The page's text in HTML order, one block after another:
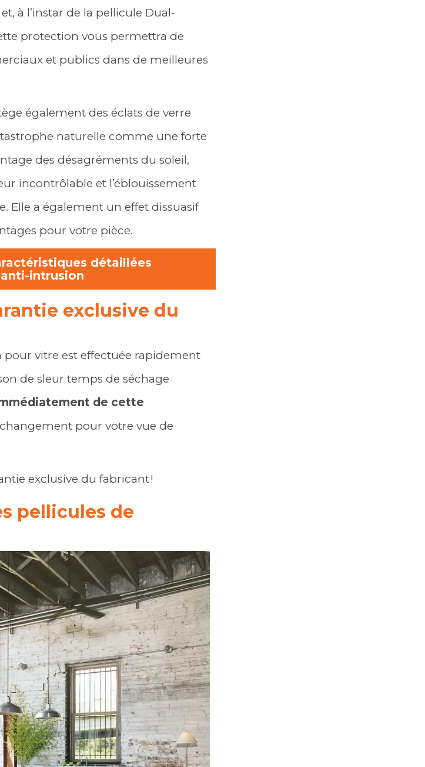
à l’instar de la pellicule Dual-
protection vous permettra de
et publics dans de meilleures
également des éclats de verre
naturelle comme une forte
des désagréments du soleil,
incontrôlable et l’éblouissement
Elle a également un effet dissuasif
pour votre pièce.
détaillées
intrusion
exclusive du
pour vitre est effectuée rapidement
de sleur temps de séchage
de cette
pour votre vue de
exclusive du fabricant !
pellicules de